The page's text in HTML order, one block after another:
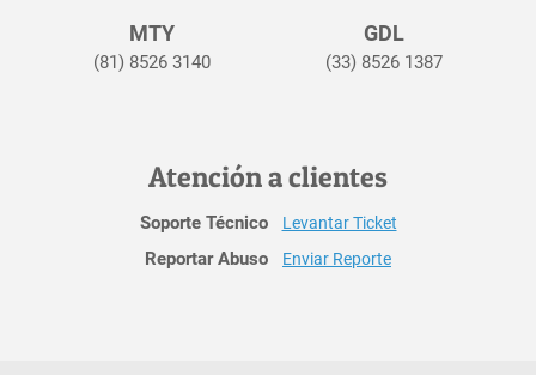
MTY
(81) 8526 3140
GDL
(33) 8526 1387
Atención a clientes
Soporte Técnico Levantar Ticket
Reportar Abuso Enviar Reporte